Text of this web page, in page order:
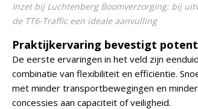
Inzet bij Luchtenberg Boomverzorging: bij
de TT6-Traffic een ideale aanvulling
Praktijkervaring bevestigt
De eerste ervaringen in het veld zijn
combinatie van flexibiliteit en efficiëntie.
met minder transportbewegingen en
concessies aan capaciteit of veiligheid.